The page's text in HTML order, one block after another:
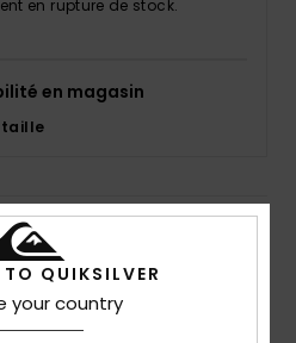
en rupture de stock.
en magasin
taille
couleur
QUIKSILVER
your country